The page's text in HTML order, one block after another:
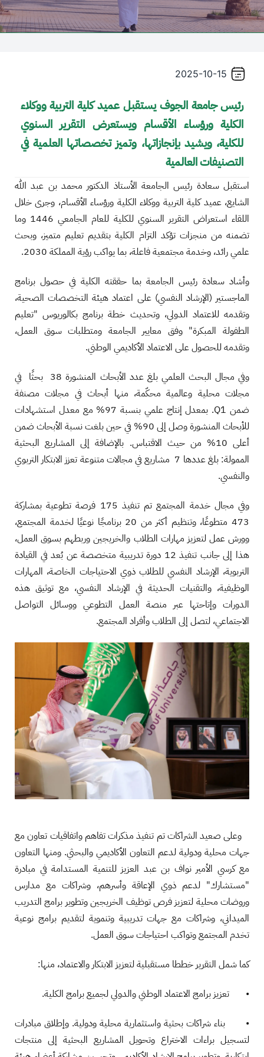
+
/".
activates
reader
navigate
and
interact
content.
2025-10-15
رئيس جامعة الجوف يستقبل عميد كلية التربية ووكلاء
الكلية ورؤساء الأقسام ويستعرض التقرير السنوي
للكلية، ويشيد بإنجازاتها، وتميز تخصصاتها العلمية في
التصنيفات العالمية
استقبل سعادة رئيس الجامعة الأستاذ الدكتور محمد بن عبد الله
الشايع، عميد كلية التربية ووكلاء الكلية ورؤساء الأقسام، وجرى خلال
اللقاء استعراض التقرير السنوي للكلية للعام الجامعي 1446 وما
تضمنه من منجزات تؤكد التزام الكلية بتقديم تعليم متميز، وبحث
علمي رائد، وخدمة مجتمعية فاعلة، بما يواكب رؤية المملكة 2030.
وأشاد سعادة رئيس الجامعة بما حققته الكلية في حصول برنامج
الماجستير (الإرشاد النفسي) على اعتماد هيئة التخصصات الصحية،
وتقدمه للاعتماد الدولي، وتحديث خطة برنامج بكالوريوس "تعليم
الطفولة المبكرة" وفق معايير الجامعة ومتطلبات سوق العمل،
وتقدمه للحصول على الاعتماد الأكاديمي الوطني.
وفي مجال البحث العلمي بلغ عدد الأبحاث المنشورة 38 بحثًا في
مجلات محلية وعالمية محكّمة، منها أبحاث في مجلات مصنفة
ضمن Q1. بمعدل إنتاج علمي بنسبة 97% مع معدل استشهادات
للأبحاث المنشورة وصل إلى 90% في حين بلغت نسبة الأبحاث ضمن
أعلى 10% من حيث الاقتباس. بالإضافة إلى المشاريع البحثية
الممولة: بلغ عددها 7 مشاريع في مجالات متنوعة تعزز الابتكار التربوي
والنفسي.
وفي مجال خدمة المجتمع تم تنفيذ 175 فرصة تطوعية بمشاركة
473 متطوعًا، وتنظيم أكثر من 20 برنامجًا نوعيًا لخدمة المجتمع،
وورش عمل لتعزيز مهارات الطلاب والخريجين وربطهم بسوق العمل،
هذا إلى جانب تنفيذ 12 دورة تدريبية متخصصة عن بُعد في القيادة
التربوية، الإرشاد النفسي للطلاب ذوي الاحتياجات الخاصة، المهارات
الوظيفية، والتقنيات الحديثة في الإرشاد النفسي، مع توثيق هذه
الدورات وإتاحتها عبر منصة العمل التطوعي ووسائل التواصل
الاجتماعي، لتصل إلى الطلاب وأفراد المجتمع.
وعلى صعيد الشراكات تم تنفيذ مذكرات تفاهم واتفاقيات تعاون مع
جهات محلية ودولية لدعم التعاون الأكاديمي والبحثي. ومنها التعاون
مع كرسي الأمير نواف بن عبد العزيز للتنمية المستدامة في مبادرة
"مستشارك" لدعم ذوي الإعاقة وأسرهم، وشراكات مع مدارس
وروضات محلية لتعزيز فرص توظيف الخريجين وتطوير برامج التدريب
الميداني، وشراكات مع جهات تدريبية وتنموية لتقديم برامج نوعية
تخدم المجتمع وتواكب احتياجات سوق العمل.
كما شمل التقرير خططا مستقبلية لتعزيز الابتكار والاعتماد، منها:
• تعزيز برامج الاعتماد الوطني والدولي لجميع برامج الكلية.
• بناء شراكات بحثية واستثمارية محلية ودولية. وإطلاق مبادرات
لتسجيل براءات الاختراع وتحويل المشاريع البحثية إلى منتجات